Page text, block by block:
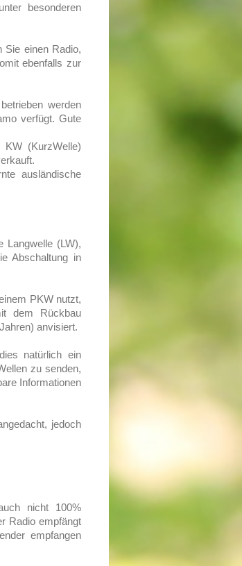
besonderen
Sie einen Radio,
ebenfalls zur
werden
verfügt. Gute
(KurzWelle)
ausländische
Langwelle (LW),
Abschaltung in
PKW nutzt,
dem Rückbau
anvisiert.
natürlich ein
zu senden,
Informationen
jedoch
nicht 100%
Radio empfängt
empfangen